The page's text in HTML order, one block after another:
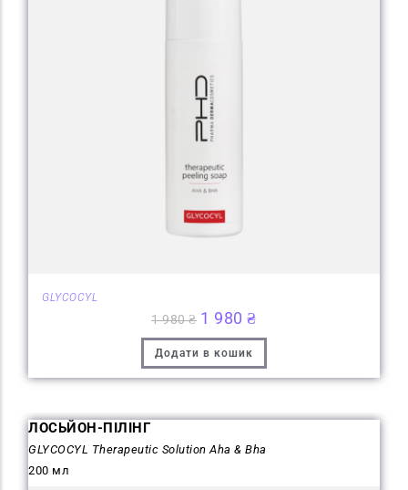
GLYCOCYL
1 980₴ 1 980₴
Додати в кошик
ЛОСЬЙОН-ПІЛІНГ
GLYCOCYL Therapeutic Solution Aha & Bha
200 мл